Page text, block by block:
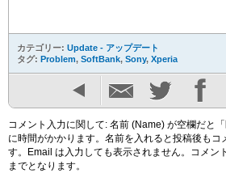
カテゴリー: Update - アップデート
タグ: Problem, SoftBank, Sony, Xperia
コメント入力に関して: 名前 (Name) が空欄だと
に時間がかかります。名前を入れると投稿後も
す。Email は入力しても表示されません。コメン
までとなります。